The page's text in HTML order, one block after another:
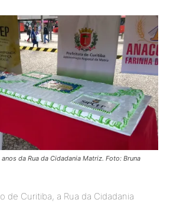
da Rua da Cidadania Matriz. Foto: Bruna
de Curitiba, a Rua da Cidadania